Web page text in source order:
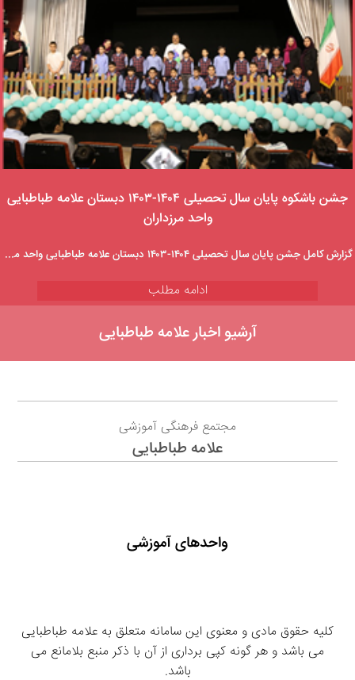
جشن باشکوه پایان سال تحصیلی ۱۴۰۴-۱۴۰۳ دبستان علامه طباطبایی
واحد مرزداران
گزارش کامل جشن پایان سال تحصیلی ۱۴۰۴-۱۴۰۳ دبستان علامه طباطبایی واحد مرزداران، شامل جشن الفبا، اجرای موسیقی و نمایش عروسکی، و اهدای جوایز. لحظات شیرین و به یادماندنی این جشن را در سایت مدرسه بخوانید.
ادامه مطلب
آرشیو اخبار علامه طباطبایی
مجتمع فرهنگی آموزشی
علامه طباطبایی
واحدهای آموزشی
کلیه حقوق مادی و معنوی این سامانه متعلق به علامه طباطبایی
می باشد و هر گونه کپی برداری از آن با ذکر منبع بلامانع می
باشد.